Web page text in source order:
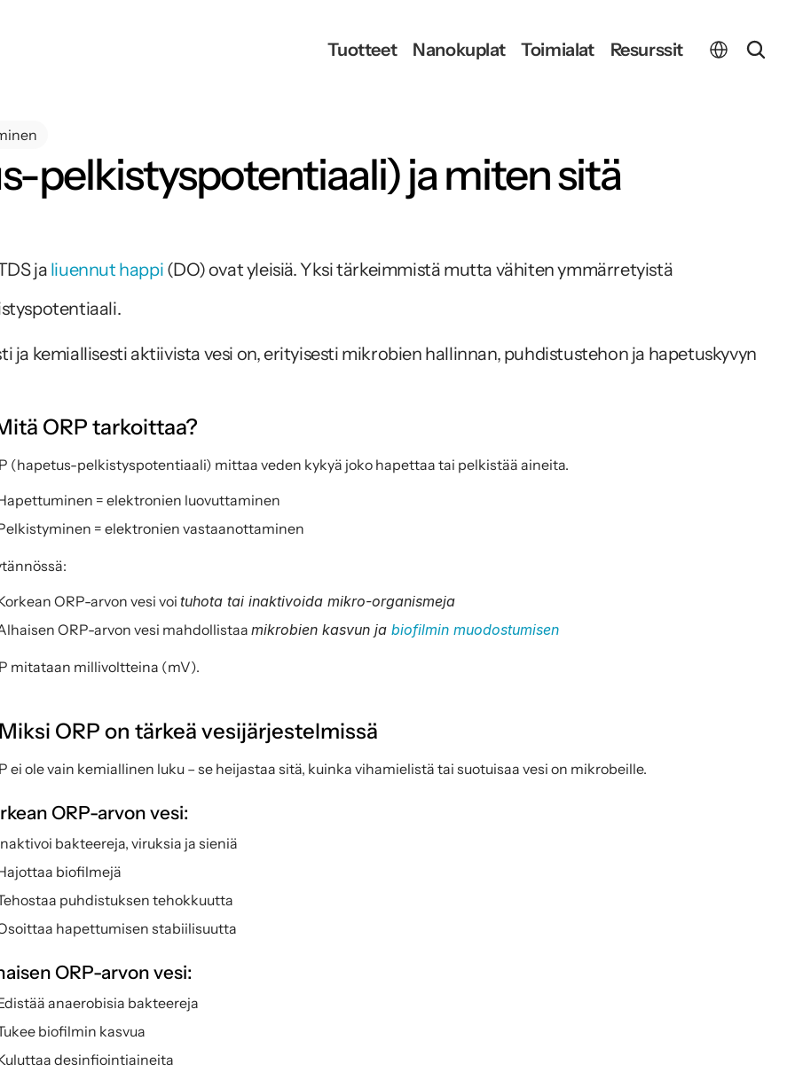
Tuotteet Nanokuplat Toimialat Resurssit
pelkistyspotentiaali) ja miten sitä
ja liuennut happi (DO) ovat yleisiä. Yksi tärkeimmistä mutta vähiten ymmärretyistä
ja kemiallisesti aktiivista vesi on, erityisesti mikrobien hallinnan, puhdistustehon ja hapetuskyvyn
ORP tarkoittaa?
(hapetus-pelkistyspotentiaali) mittaa veden kykyä joko hapettaa tai pelkistää aineita.
= elektronien luovuttaminen
= elektronien vastaanottaminen
ORP-arvon vesi voi tuhota tai inaktivoida mikro-organismeja
ORP-arvon vesi mahdollistaa mikrobien kasvun ja biofilmin muodostumisen
mitataan millivoltteina (mV).
ORP on tärkeä vesijärjestelmissä
ei ole vain kemiallinen luku – se heijastaa sitä, kuinka vihamielistä tai suotuisaa vesi on mikrobeille.
ORP-arvon vesi:
bakteereja, viruksia ja sieniä
biofilmejä
puhdistuksen tehokkuutta
hapettumisen stabiilisuutta
ORP-arvon vesi:
anaerobisia bakteereja
biofilmin kasvua
desinfiointiaineita